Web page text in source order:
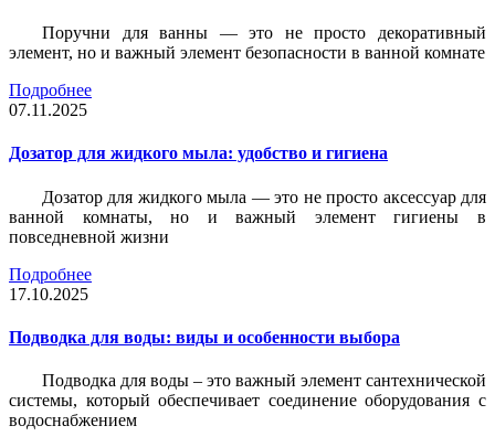
Поручни для ванны — это не просто декоративный
элемент, но и важный элемент безопасности в ванной комнате
Подробнее
07.11.2025
Дозатор для жидкого мыла: удобство и гигиена
Дозатор для жидкого мыла — это не просто аксессуар для
ванной комнаты, но и важный элемент гигиены в
повседневной жизни
Подробнее
17.10.2025
Подводка для воды: виды и особенности выбора
Подводка для воды – это важный элемент сантехнической
системы, который обеспечивает соединение оборудования с
водоснабжением